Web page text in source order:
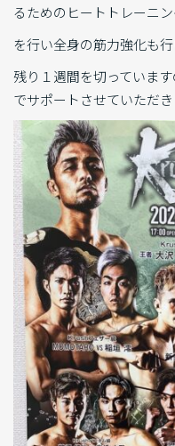
るためのヒートトレーニ
を行い全身の筋力強化も行
残り１週間を切っていま
でサポートさせていただき